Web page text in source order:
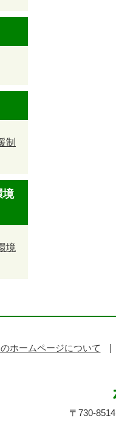
制
境
境
ホームページについて
〒730-8514